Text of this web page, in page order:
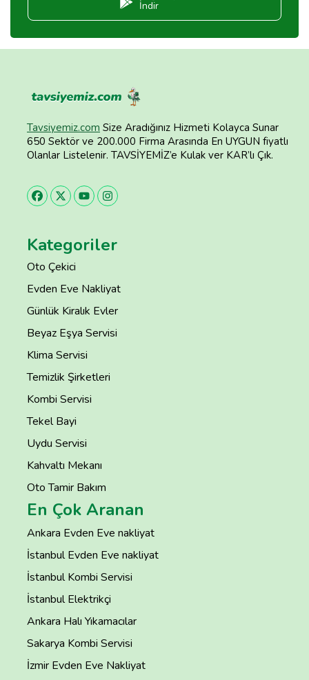
İndir
Tavsiyemiz.com Size Aradığınız Hizmeti Kolayca Sunar
650 Sektör ve 200.000 Firma Arasında En UYGUN fiyatlı
Olanlar Listelenir. TAVSİYEMİZ’e Kulak ver KAR’lı Çık.
Kategoriler
Oto Çekici
Evden Eve Nakliyat
Günlük Kiralık Evler
Beyaz Eşya Servisi
Klima Servisi
Temizlik Şirketleri
Kombi Servisi
Tekel Bayi
Uydu Servisi
Kahvaltı Mekanı
Oto Tamir Bakım
En Çok Aranan
Ankara Evden Eve nakliyat
İstanbul Evden Eve nakliyat
İstanbul Kombi Servisi
İstanbul Elektrikçi
Ankara Halı Yıkamacılar
Sakarya Kombi Servisi
İzmir Evden Eve Nakliyat